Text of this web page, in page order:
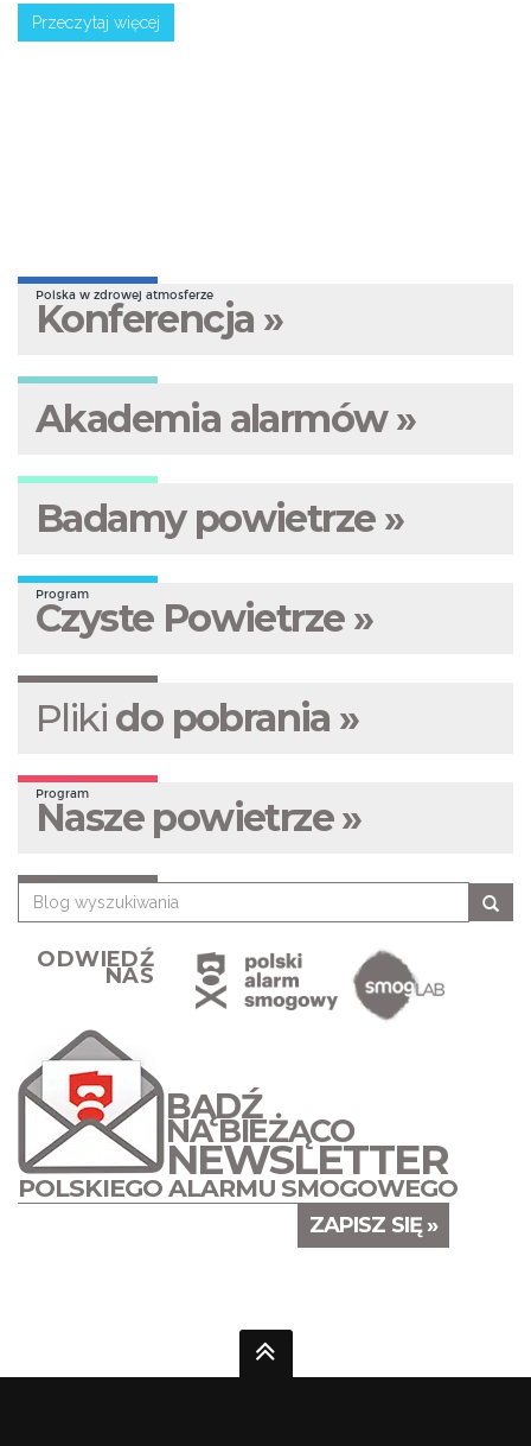
Przeczytaj więcej
Polska w zdrowej atmosferze
Konferencja »
Akademia alarmów »
Badamy powietrze »
Program
Czyste Powietrze »
Pliki do pobrania »
Program
Nasze powietrze »
ODWIEDŹ
NAS
BĄDŹ
NA BIEŻĄCO
NEWSLETTER
POLSKIEGO ALARMU SMOGOWEGO
ZAPISZ SIĘ »